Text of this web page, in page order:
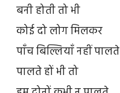
बनी होती तो भी
कोई दो लोग मिलकर
पाँच बिल्लियाँ नहीं पालते
पालते हों भी तो